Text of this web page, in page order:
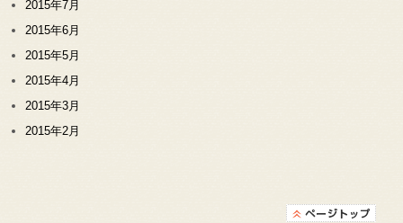
2015年7月
2015年6月
2015年5月
2015年4月
2015年3月
2015年2月